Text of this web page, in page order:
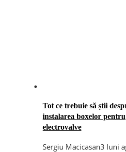
Tot ce trebuie să știi
instalarea boxelor pentru
electrovalve
Sergiu Macicasan3 luni